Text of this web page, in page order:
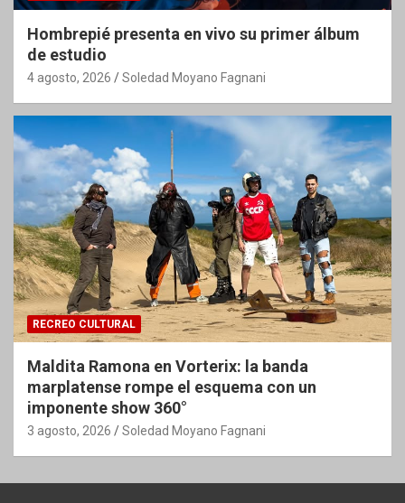
Hombrepié presenta en vivo su primer álbum
de estudio
4 agosto, 2026 Soledad Moyano Fagnani
RECREO CULTURAL
Maldita Ramona en Vorterix: la banda
marplatense rompe el esquema con un
imponente show 360°
3 agosto, 2026 Soledad Moyano Fagnani